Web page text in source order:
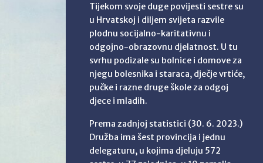
Tijekom svoje duge povijesti sestre su
u Hrvatskoj i diljem svijeta razvile
plodnu socijalno-karitativnu i
odgojno-obrazovnu djelatnost. U tu
svrhu podizale su bolnice i domove za
njegu bolesnika i staraca, dječje vrtiće,
pučke i razne druge škole za odgoj
djece i mladih.
Prema zadnjoj statistici (30. 6. 2023.)
Družba ima šest provincija i jednu
delegaturu, u kojima djeluju 572